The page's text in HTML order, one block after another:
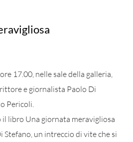
17.00, nelle sale della galleria,
e giornalista Paolo Di
Pericoli.
libro Una giornata meravigliosa
Stefano, un intreccio di vite che si